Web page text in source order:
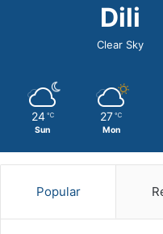
Dili
Clear Sky
24 ℃
Sun
27 ℃
Mon
Popular